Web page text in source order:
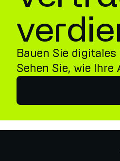
Bauen Sie
Sehen Sie, wie